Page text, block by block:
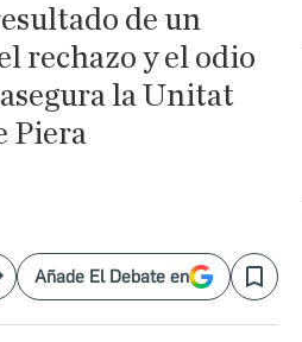
de un
rechazo y el odio
la Unitat
Piera
Añade El Debate en Save